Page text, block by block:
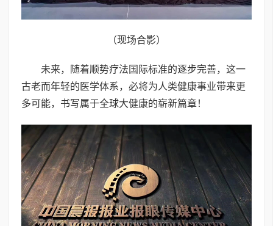
（现场合影）
未来，随着顺势疗法国际标准的逐步完善，这一
古老而年轻的医学体系，必将为人类健康事业带来更
多可能，书写属于全球大健康的崭新篇章！